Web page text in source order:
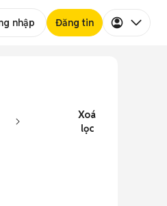
nhập Đăng tin
Xoá
lọc